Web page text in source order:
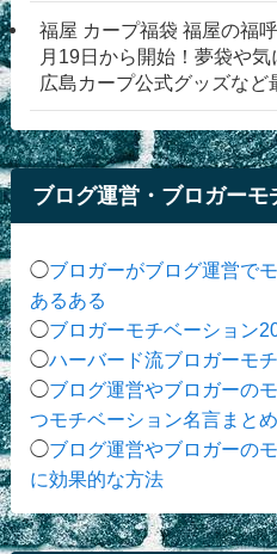
福屋 カープ福袋 福屋の福
月19日から開始！夢袋や気
広島カープ公式グッズなど
ブログ運営・ブロガーモ
◯ブロガーがブログ運営で
あるある
◯ブロガーモチベーション
◯ハーバード流ブロガーモ
◯ブログ運営やブロガーの
つモチベーション名言まとめ
◯ブログ運営やブロガーの
に効果的な方法